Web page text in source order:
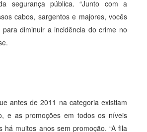
segurança pública. “Junto com a
cabos, sargentos e majores, vocês
diminuir a incidência do crime no
antes de 2011 na categoria existiam
e as promoções em todos os níveis
há muitos anos sem promoção. “A fila